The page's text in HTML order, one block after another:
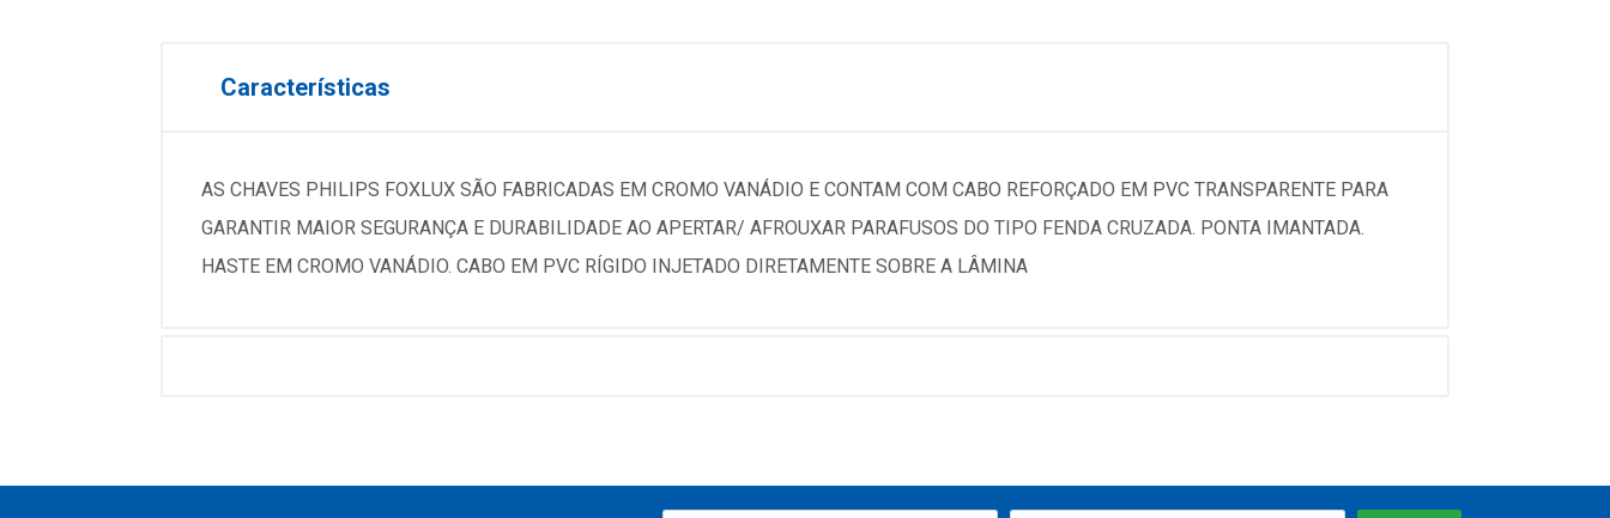
Características
AS CHAVES PHILIPS FOXLUX SÃO FABRICADAS EM CROMO VANÁDIO E CONTAM COM CABO REFORÇADO EM PVC TRANSPARENTE PARA
GARANTIR MAIOR SEGURANÇA E DURABILIDADE AO APERTAR/ AFROUXAR PARAFUSOS DO TIPO FENDA CRUZADA. PONTA IMANTADA.
HASTE EM CROMO VANÁDIO. CABO EM PVC RÍGIDO INJETADO DIRETAMENTE SOBRE A LÂMINA